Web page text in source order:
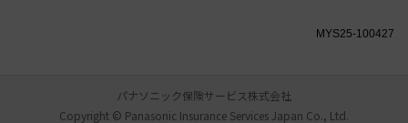
MYS25-100427
パナソニック保険サービス株式会社
Copyright © Panasonic Insurance Services Japan Co., Ltd.